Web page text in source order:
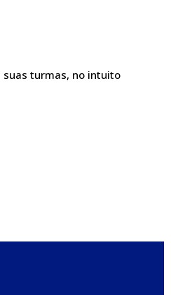
suas turmas, no intuito